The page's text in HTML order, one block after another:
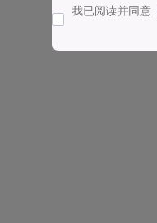
我已阅读并同意